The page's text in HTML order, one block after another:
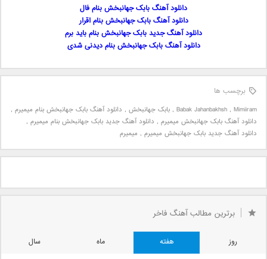
دانلود آهنگ بابک جهانبخش بنام فال
دانلود آهنگ بابک جهانبخش بنام اقرار
دانلود آهنگ جدید بابک جهانبخش بنام باید برم
دانلود آهنگ بابک جهانبخش بنام دیدنی شدی
برچسب ها
Babak Jahanbakhsh , Mimiiram
, بابک جهانبخش , دانلود آهنگ بابک جهانبخش بنام میمیرم ,
دانلود آهنگ بابک جهانبخش میمیرم , دانلود آهنگ جدید بابک جهانبخش بنام میمیرم ,
دانلود آهنگ جدید بابک جهانبخش میمیرم , میمیرم
برترین مطالب آهنگ فاخر
روز هفته ماه
سال